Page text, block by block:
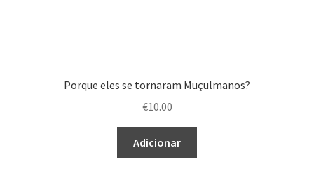
Porque eles se tornaram Muçulmanos?
€10.00
Adicionar